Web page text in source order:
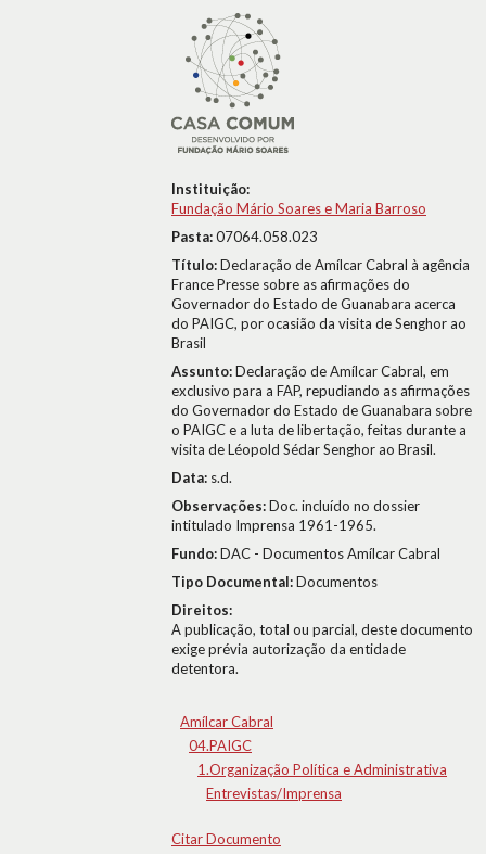
Instituição:
Fundação Mário Soares e Maria Barroso
Pasta:07064.058.023
Título:Declaração de Amílcar Cabral à agência
France Presse sobre as afirmações do
Governador do Estado de Guanabara acerca
do PAIGC, por ocasião da visita de Senghor ao
Brasil
Assunto:Declaração de Amílcar Cabral, em
exclusivo para a FAP, repudiando as afirmações
do Governador do Estado de Guanabara sobre
o PAIGC e a luta de libertação, feitas durante a
visita de Léopold Sédar Senghor ao Brasil.
Data: s.d.
Observações:Doc. incluído no dossier
intitulado Imprensa 1961-1965.
Fundo:DAC - Documentos Amílcar Cabral
Tipo Documental:Documentos
Direitos:
A publicação, total ou parcial, deste documento
exige prévia autorização da entidade
detentora.
Amílcar Cabral
04.PAIGC
1.Organização Política e Administrativa
Entrevistas/Imprensa
Citar Documento